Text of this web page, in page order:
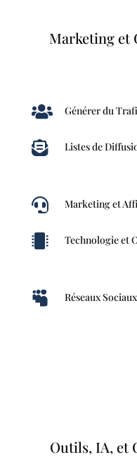
Marketing et
 Générer du
 Listes de
 Marketing et
 Technologie et
 Réseaux
Outils, IA, et